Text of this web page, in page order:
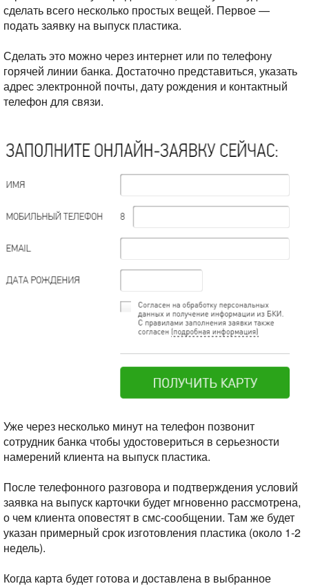
сделать всего несколько простых вещей. Первое —
подать заявку на выпуск пластика.
Сделать это можно через интернет или по телефону
горячей линии банка. Достаточно представиться, указать
адрес электронной почты, дату рождения и контактный
телефон для связи.
Уже через несколько минут на телефон позвонит
сотрудник банка чтобы удостовериться в серьезности
намерений клиента на выпуск пластика.
После телефонного разговора и подтверждения условий
заявка на выпуск карточки будет мгновенно рассмотрена,
о чем клиента оповестят в смс-сообщении. Там же будет
указан примерный срок изготовления пластика (около 1-2
недель).
Когда карта будет готова и доставлена в выбранное